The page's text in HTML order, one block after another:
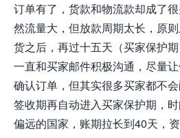
订单有了，货款和物流款却成了
然流量大，但放款周期太长，原
货之后，再过十五天（买家保护
一直和买家邮件积极沟通，尽量
确认订单，但其实很多买家都不
签收期再自动进入买家保护期，
偏远的国家，账期拉长到40天，